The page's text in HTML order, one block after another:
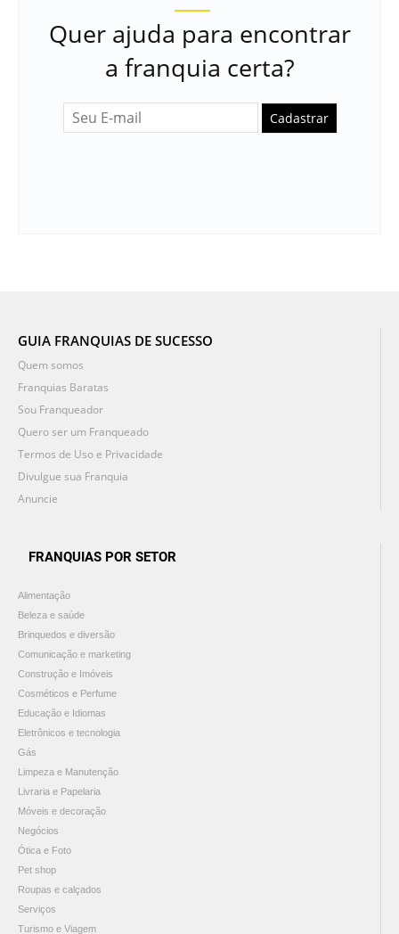
Quer ajuda para encontrar
a franquia certa?
Cadastrar
GUIA FRANQUIAS DE SUCESSO
Quem somos
Franquias Baratas
Sou Franqueador
Quero ser um Franqueado
Termos de Uso e Privacidade
Divulgue sua Franquia
Anuncie
FRANQUIAS POR SETOR
Alimentação
Beleza e saúde
Brinquedos e diversão
Comunicação e marketing
Construção e Imóveis
Cosméticos e Perfume
Educação e Idiomas
Eletrônicos e tecnologia
Gás
Limpeza e Manutenção
Livraria e Papelaria
Móveis e decoração
Negócios
Ótica e Foto
Pet shop
Roupas e calçados
Serviços
Turismo e Viagem